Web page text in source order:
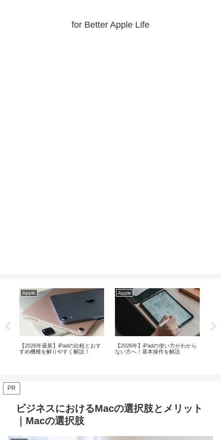
for Better Apple Life
iPadの使い方がわから
基本操作を解説
Apple
Macの中で最もコスパの良いMac
miniがお勧めな人とその理由！
Apple
MacとiPadの使い分
が適しているか徹底
PR
ビジネスにおけるMacの選択肢とメリット
｜Macの選択肢